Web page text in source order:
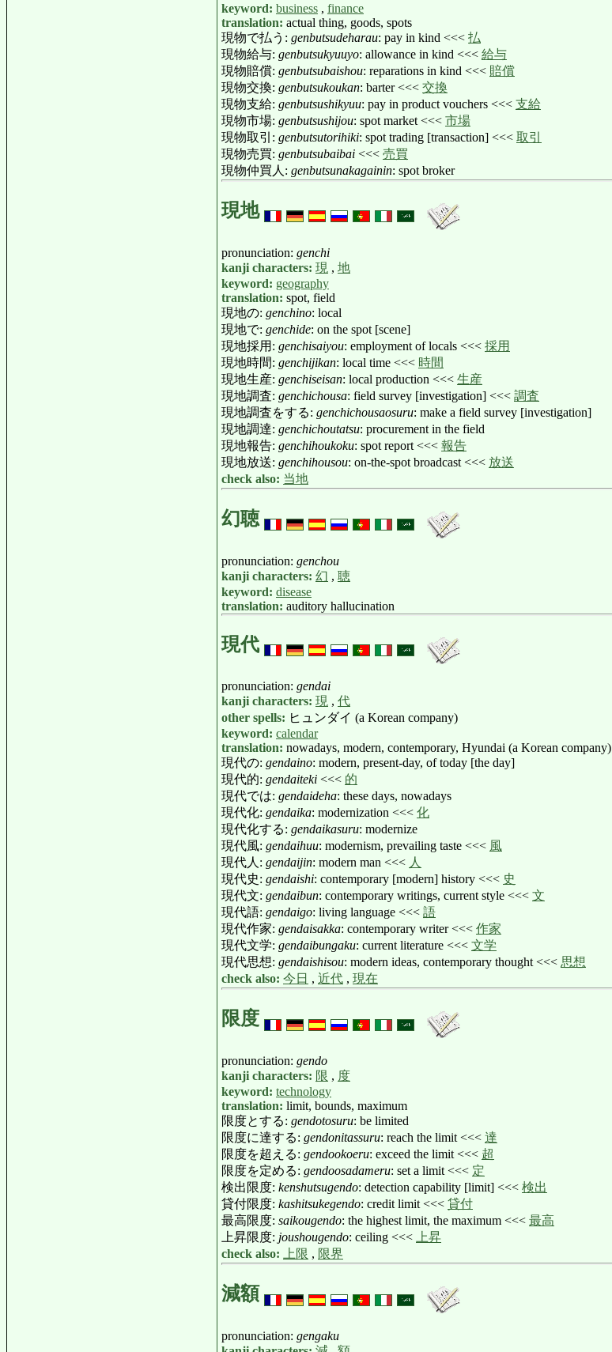
keyword: business , finance
translation: actual thing, goods, spots
現物で払う: genbutsudeharau: pay in kind <<< 払
現物給与: genbutsukyuuyo: allowance in kind <<< 給与
現物賠償: genbutsubaishou: reparations in kind <<< 賠償
現物交換: genbutsukoukan: barter <<< 交換
現物支給: genbutsushikyuu: pay in product vouchers <<< 支給
現物市場: genbutsushijou: spot market <<< 市場
現物取引: genbutsutorihiki: spot trading [transaction] <<< 取引
現物売買: genbutsubaibai <<< 売買
現物仲買人: genbutsunakagainin: spot broker
現地
pronunciation: genchi
kanji characters: 現 , 地
keyword: geography
translation: spot, field
現地の: genchino: local
現地で: genchide: on the spot [scene]
現地採用: genchisaiyou: employment of locals <<< 採用
現地時間: genchijikan: local time <<< 時間
現地生産: genchiseisan: local production <<< 生産
現地調査: genchichousa: field survey [investigation] <<< 調査
現地調査をする: genchichousaosuru: make a field survey [investigation]
現地調達: genchichoutatsu: procurement in the field
現地報告: genchihoukoku: spot report <<< 報告
現地放送: genchihousou: on-the-spot broadcast <<< 放送
check also: 当地
幻聴
pronunciation: genchou
kanji characters: 幻 , 聴
keyword: disease
translation: auditory hallucination
現代
pronunciation: gendai
kanji characters: 現 , 代
other spells: ヒュンダイ (a Korean company)
keyword: calendar
translation: nowadays, modern, contemporary, Hyundai (a Korean company)
現代の: gendaino: modern, present-day, of today [the day]
現代的: gendaiteki <<< 的
現代では: gendaideha: these days, nowadays
現代化: gendaika: modernization <<< 化
現代化する: gendaikasuru: modernize
現代風: gendaihuu: modernism, prevailing taste <<< 風
現代人: gendaijin: modern man <<< 人
現代史: gendaishi: contemporary [modern] history <<< 史
現代文: gendaibun: contemporary writings, current style <<< 文
現代語: gendaigo: living language <<< 語
現代作家: gendaisakka: contemporary writer <<< 作家
現代文学: gendaibungaku: current literature <<< 文学
現代思想: gendaishisou: modern ideas, contemporary thought <<< 思想
check also: 今日 , 近代 , 現在
限度
pronunciation: gendo
kanji characters: 限 , 度
keyword: technology
translation: limit, bounds, maximum
限度とする: gendotosuru: be limited
限度に達する: gendonitassuru: reach the limit <<< 達
限度を超える: gendookoeru: exceed the limit <<< 超
限度を定める: gendoosadameru: set a limit <<< 定
検出限度: kenshutsugendo: detection capability [limit] <<< 検出
貸付限度: kashitsukegendo: credit limit <<< 貸付
最高限度: saikougendo: the highest limit, the maximum <<< 最高
上昇限度: joushougendo: ceiling <<<
上昇
check also:
上限 , 限界
減額
pronunciation: gengaku